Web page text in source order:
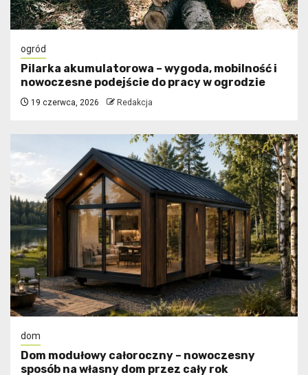
ogród
Pilarka akumulatorowa – wygoda, mobilność i
nowoczesne podejście do pracy w ogrodzie
19 czerwca, 2026 Redakcja
dom
Dom modułowy całoroczny – nowoczesny
sposób na własny dom przez cały rok